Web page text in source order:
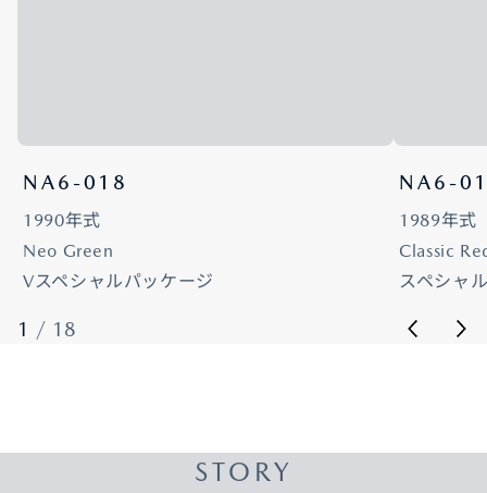
NA6-018
1990年式
Neo Green
Vスペシャルパッケージ
NA6-
1989年式
Classic
スペシャ
1 / 18
STORY